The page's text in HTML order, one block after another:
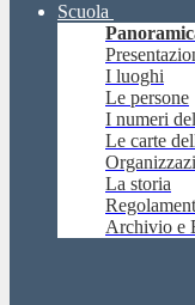
Scuola
I luoghi
Le persone
I numeri
Le carte
La storia
Archivio e